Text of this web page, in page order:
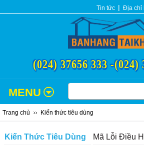
Tin tức Địa chỉ
(024) 37656 333 -(024)
MENU
Trang chủ Kiến thức tiêu dùng
Kiến Thức Tiêu Dùng Mã Lỗi Điều